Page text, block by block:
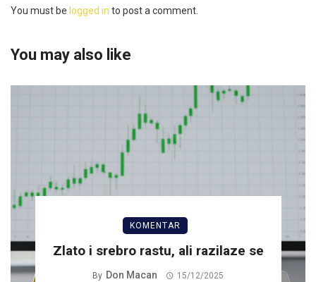
You must be logged in to post a comment.
You may also like
KOMENTAR
Zlato i srebro rastu, ali razilaze se
By Don Macan 15/12/2025